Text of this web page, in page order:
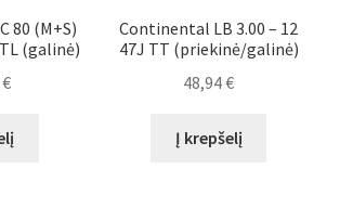
80 (M+S)
(galinė)
€
Continental LB 3.00 – 12
47J TT (priekinė/galinė)
48,94€
Į krepšelį